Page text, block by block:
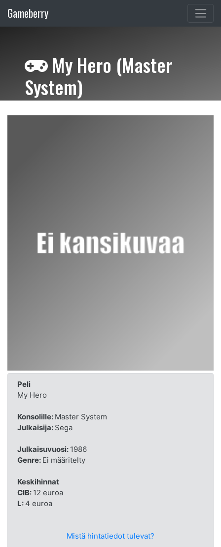
Gameberry
My Hero (Master
System)
Peli
My Hero
Konsolille: Master System
Julkaisija: Sega
Julkaisuvuosi: 1986
Genre: Ei määritelty
Keskihinnat
CIB: 12 euroa
L: 4 euroa
Mistä hintatiedot tulevat?